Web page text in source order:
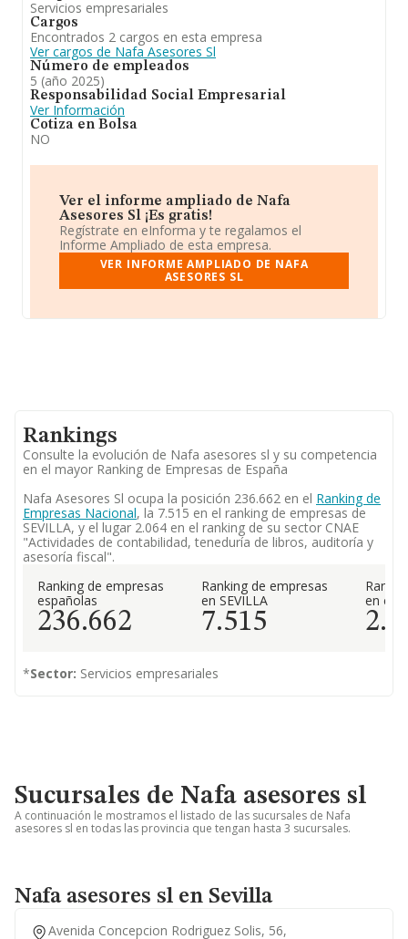
Servicios empresariales
Cargos
Encontrados 2 cargos en esta empresa
Ver cargos de Nafa Asesores Sl
Número de empleados
5 (año 2025)
Responsabilidad Social Empresarial
Ver Información
Cotiza en Bolsa
NO
Ver el informe ampliado de Nafa
Asesores Sl ¡Es gratis!
Regístrate en eInforma y te regalamos el
Informe Ampliado de esta empresa.
VER INFORME AMPLIADO DE NAFA
ASESORES SL
Rankings
Consulte la evolución de Nafa asesores sl y su competencia
en el mayor Ranking de Empresas de España
Nafa Asesores Sl ocupa la posición 236.662 en el Ranking de
Empresas Nacional, la 7.515 en el ranking de empresas de
SEVILLA, y el lugar 2.064 en el ranking de su sector CNAE
"Actividades de contabilidad, teneduría de libros, auditoría y
asesoría fiscal".
Ranking de empresas
españolas
236.662
Ranking de empresas
en SEVILLA
7.515
en el
*Sector: Servicios empresariales
Sucursales de Nafa asesores sl
A continuación le mostramos el listado de las sucursales de Nafa
asesores sl en todas las provincia que tengan hasta 3 sucursales.
Nafa asesores sl en Sevilla
Avenida Concepcion Rodriguez Solis, 56,